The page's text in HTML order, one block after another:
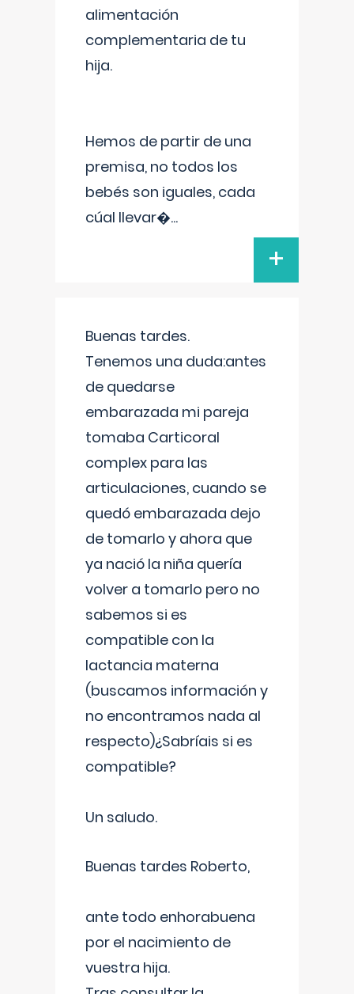
alimentación
complementaria de tu
hija.
Hemos de partir de una
premisa, no todos los
bebés son iguales, cada
cúal llevar�...
+
Buenas tardes.
Tenemos una duda:antes
de quedarse
embarazada mi pareja
tomaba Carticoral
complex para las
articulaciones, cuando se
quedó embarazada dejo
de tomarlo y ahora que
ya nació la niña quería
volver a tomarlo pero no
sabemos si es
compatible con la
lactancia materna
(buscamos información y
no encontramos nada al
respecto)¿Sabríais si es
compatible?
Un saludo.
Buenas tardes Roberto,
ante todo enhorabuena
por el nacimiento de
vuestra hija.